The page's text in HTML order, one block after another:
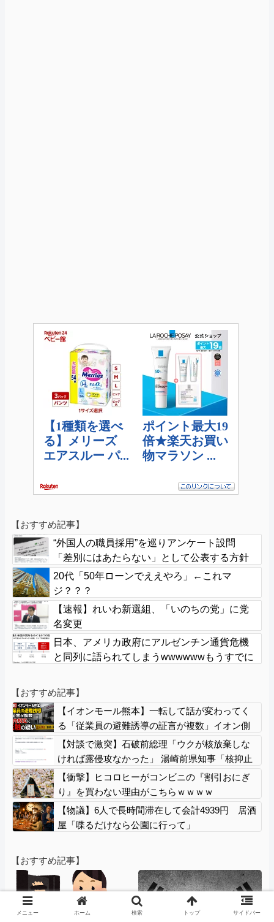
【おすすめ記事】
“外国人の職員採用”を巡りアンケート設問
「差別にはあたらない」として公表する方針
を決定 三重県
20代「50年ローンでええやろ」←これマ
ジ？？？
【速報】れいわ新選組、「いのちの党」に党
名変更
日本、アメリカ政府にアルゼンチン通貨危機
と同列に語られてしまうwwwwwwもうすでに
【おすすめ記事】
【イオンモール熊本】一転して話が変わってく
る「従業員の避難誘導の証言が複数」イオン側
が社内規定に抵触していた疑い
【対談で激突】石破前総理「ウクが核放棄しな
ければ露侵攻なかった」 湯崎前県知事「核抑止
はフィクション」
【衝撃】ヒコロヒーがコンビニの『割引おにぎ
り』を買わない理由がこちらｗｗｗｗ
【物議】6人で長時間滞在して会計4939円 居酒
屋「喋るだけなら公園に行って」
【おすすめ記事】
メニュー ホーム 検索 トップ サイドバー